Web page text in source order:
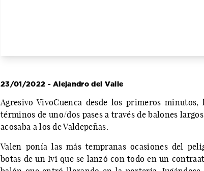
23/01/2022 - Alejandro del Valle
Agresivo VivoCuenca desde los primeros
términos de uno/dos pases a través de balones
acosaba a los de Valdepeñas.
Valen ponía las más tempranas ocasiones del
botas de un Ivi que se lanzó con todo en un